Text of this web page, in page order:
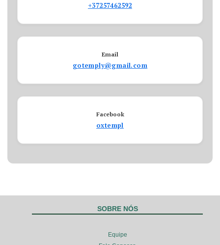
+37257462592
Email
gotemply@gmail.com
Facebook
oxtempl
SOBRE NÓS
Equipe